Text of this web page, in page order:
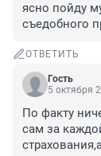
ясно пойду
съедобного
ОТВЕТИТЬ
Гость
5 октября
По факту
сам за